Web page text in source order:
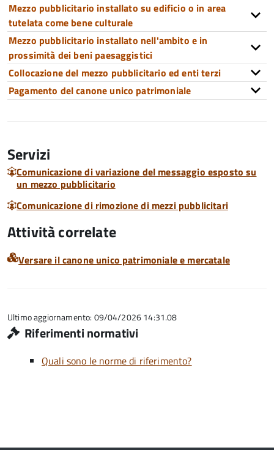
Mezzo pubblicitario installato su edificio o in area
tutelata come bene culturale
Mezzo pubblicitario installato nell'ambito e in
prossimità dei beni paesaggistici
Collocazione del mezzo pubblicitario ed enti terzi
Pagamento del canone unico patrimoniale
Servizi
Comunicazione di variazione del messaggio esposto su
un mezzo pubblicitario
Comunicazione di rimozione di mezzi pubblicitari
Attività correlate
Versare il canone unico patrimoniale e mercatale
Ultimo aggiornamento: 09/04/2026 14:31.08
Riferimenti normativi
Quali sono le norme di riferimento?